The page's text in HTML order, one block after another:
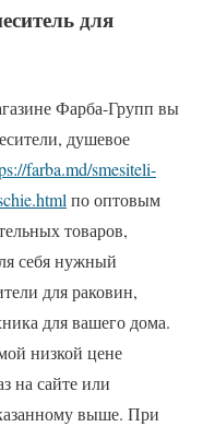
для
Фарба-Групп вы
душевое
farba.md/smesiteli-
по оптовым
товаров,
себя нужный
для раковин,
для вашего дома.
низкой цене
на сайте или
выше. При